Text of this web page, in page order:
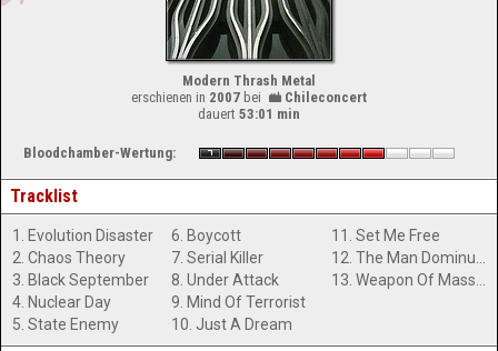
Modern Thrash Metal
erschienen in 2007bei
Chileconcert
dauert 53:01 min
Bloodchamber-Wertung:
Tracklist
1. Evolution Disaster
2. Chaos Theory
3. Black September
4. Nuclear Day
5. State Enemy
6. Boycott
7. Serial Killer
8. Under Attack
9. Mind Of Terrorist
10. Just A Dream
11. Set Me Free